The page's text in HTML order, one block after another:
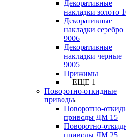
Декоративные
накладки золото
Декоративные
накладки серебро
9006
Декоративные
накладки черные
9005
Прижимы
+ ЕЩЕ 1
Поворотно-откидные
приводы
Поворотно-
приводы ДМ 15
Поворотно-
приводы ДМ 25